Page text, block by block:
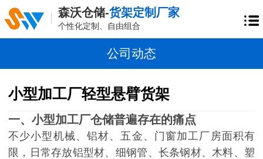
森沃仓储-货架定制厂家
个性化定制、自由组合
公司动态
小型加工厂轻型悬臂货架
一、小型加工厂仓储普遍存在的痛点
不少小型机械、铝材、五金、门窗加工厂房面积有
限，日常存放铝型材、细钢管、长条钢材、木料、塑